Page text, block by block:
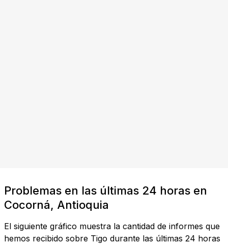
Problemas en las últimas 24 horas en
Cocorná, Antioquia
El siguiente gráfico muestra la cantidad de informes que
hemos recibido sobre Tigo durante las últimas 24 horas